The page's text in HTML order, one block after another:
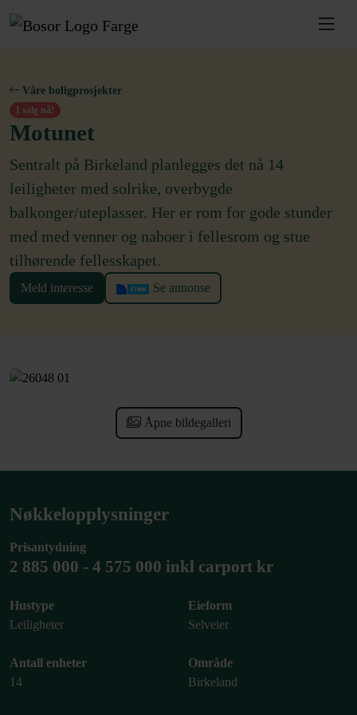
Våre boligprosjekter
I salg nå!
Motunet
Sentralt på Birkeland planlegges det nå 14
leiligheter med solrike, overbygde
balkonger/uteplasser. Her er rom for gode stunder
med med venner og naboer i fellesrom og stue
tilhørende fellesskapet.
Meld interesse Se annonse
Åpne bildegalleri
Nøkkelopplysninger
Prisantydning
2 885 000 ‑ 4 575 000 inkl carport kr
Hustype
Leiligheter
Eieform
Selveier
Antall enheter
14
Område
Birkeland